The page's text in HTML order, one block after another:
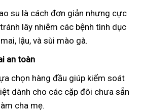
su là cách đơn giản nhưng cực
lây nhiễm các bệnh tình dục
lậu, và sùi mào gà.
an toàn
chọn hàng đầu giúp kiểm soát
dành cho các cặp đôi chưa sẵn
cha mẹ.